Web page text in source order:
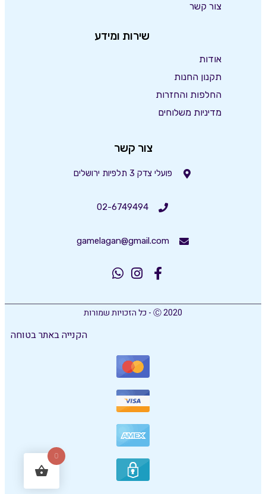
צור קשר
שירות ומידע
אודות
תקנון החנות
החלפות והחזרות
מדיניות משלוחים
צור קשר
פועלי צדק 3 תלפיות ירושלים
02-6749494
gamelagan@gmail.com
Ⓒ 2020 - כל הזכויות שמורות
הקנייה באתר בטוחה
0